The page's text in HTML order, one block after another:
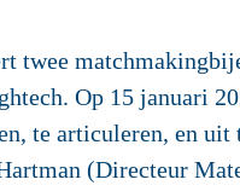
twee
Op 15 januari
te articuleren, en
(Directeur